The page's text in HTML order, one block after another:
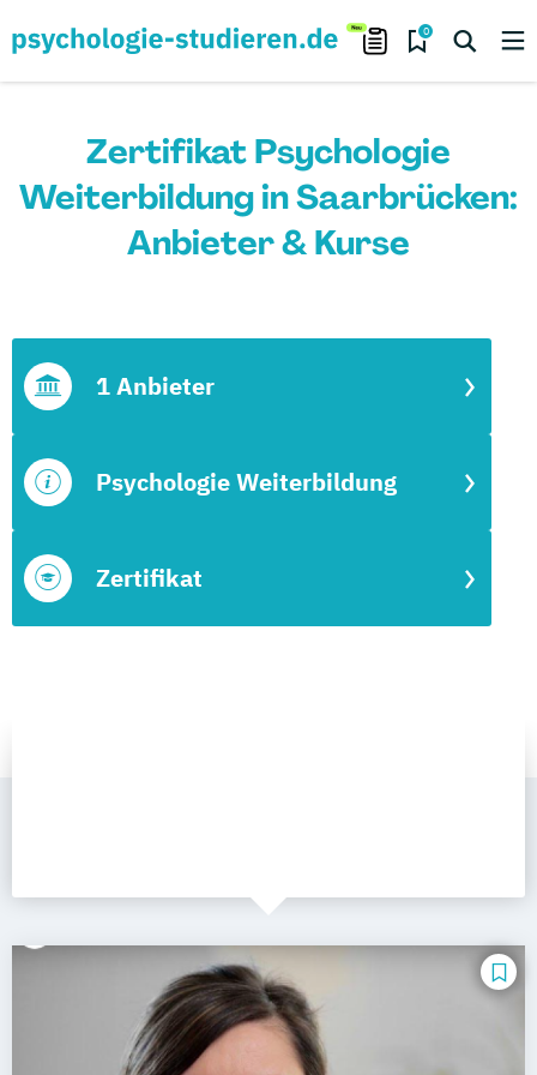
0
Zertifikat Psychologie
Weiterbildung in Saarbrücken:
Anbieter & Kurse
Zertifikat
Psychologie Weiterbildung
1 Anbieter